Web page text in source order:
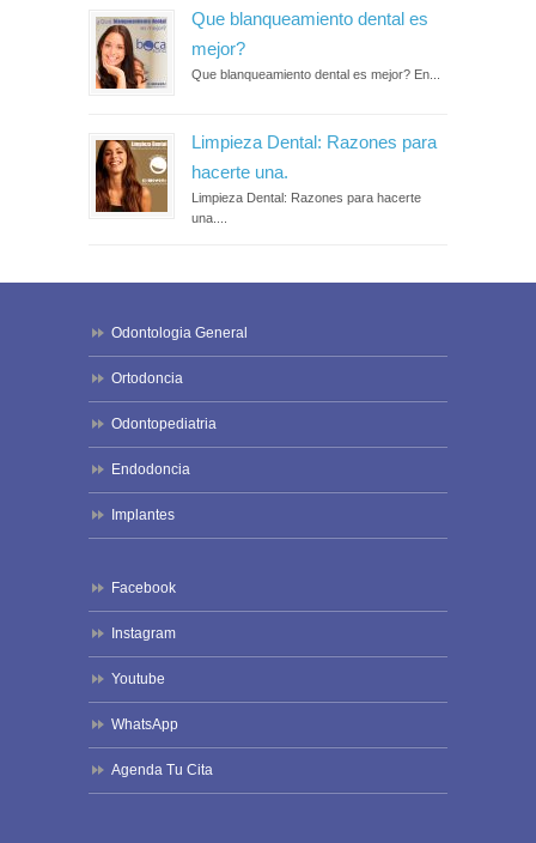
Que blanqueamiento dental es
mejor?
Que blanqueamiento dental es mejor? En...
Limpieza Dental: Razones para
hacerte una.
Limpieza Dental: Razones para hacerte
una....
Odontologia General
Ortodoncia
Odontopediatria
Endodoncia
Implantes
Facebook
Instagram
Youtube
WhatsApp
Agenda Tu Cita